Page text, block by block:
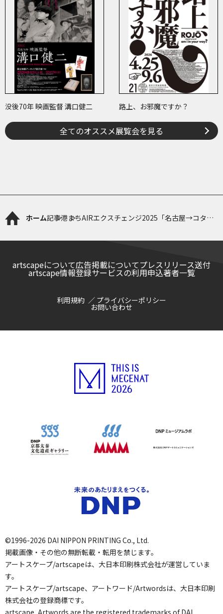
没後70年 映画監督 溝口健二 路上、お邪魔ですか？
全てのオススメ展覧会を見る
ホーム記事港まちAIRエクスチェンジ2025「名古屋→コタキ
ム」参加者募集
artscapeについて広告掲載についてプレスリリース送付
artscape情報登録サービスの利用申込著者一覧
利用規約 プライバシーポリシー
お問い合わせ
©1996-2026 DAI NIPPON PRINTING Co., Ltd.
掲載画像・その他の無断転載・転用を禁じます。
アートスケープ/artscapeは、大日本印刷株式会社が運営していま
す。
アートスケープ/artscape、アートワード/Artwordsは、大日本印刷
株式会社の登録商標です。